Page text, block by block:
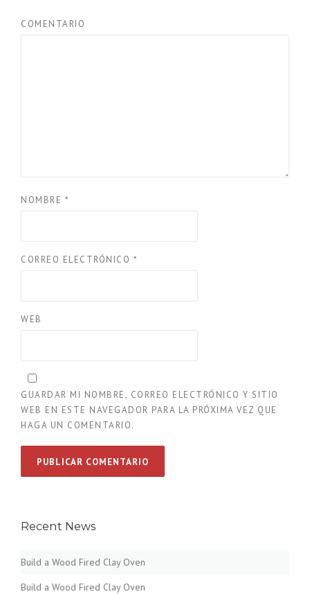
COMENTARIO
NOMBRE *
CORREO ELECTRÓNICO *
WEB
GUARDAR MI NOMBRE, CORREO ELECTRÓNICO Y SITIO
WEB EN ESTE NAVEGADOR PARA LA PRÓXIMA VEZ QUE
HAGA UN COMENTARIO.
Recent News
Build a Wood Fired Clay Oven
Build a Wood Fired Clay Oven